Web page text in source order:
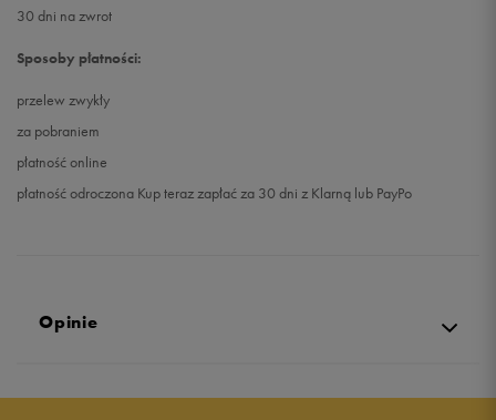
30 dni na zwrot
Sposoby płatności:
przelew zwykły
za pobraniem
płatność online
płatność odroczona Kup teraz zapłać za 30 dni z Klarną lub PayPo
Opinie
5.0